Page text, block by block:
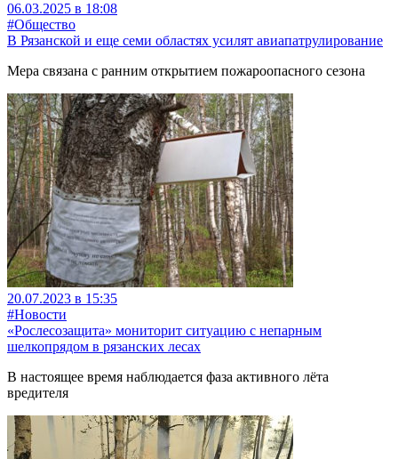
06.03.2025 в 18:08
#Общество
В Рязанской и еще семи областях усилят авиапатрулирование
Мера связана с ранним открытием пожароопасного сезона
20.07.2023 в 15:35
#Новости
«Рослесозащита» мониторит ситуацию с непарным
шелкопрядом в рязанских лесах
В настоящее время наблюдается фаза активного лёта
вредителя